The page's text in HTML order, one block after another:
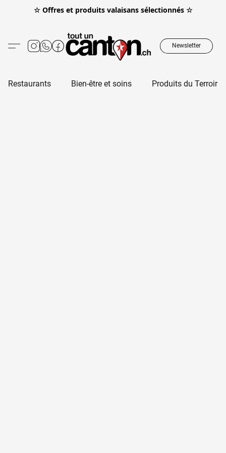
☆ Offres et produits valaisans sélectionnés ☆
Newsletter
Restaurants Bien-être et soins Produits du Terroir